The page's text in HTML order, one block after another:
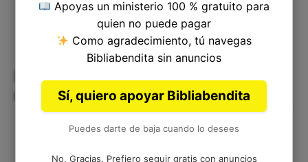
La búsqueda de la verdad y la
rectitud
Apoyas un ministerio 100 % gratuito para
quien no puede pagar
Como agradecimiento, tú navegas
Bibliabendita sin anuncios
Sí, quiero apoyar Bibliabendita
Puedes darte de baja cuando lo desees
No, Gracias. Prefiero seguir gratis con anuncios